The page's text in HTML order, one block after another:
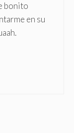
bonito
en su